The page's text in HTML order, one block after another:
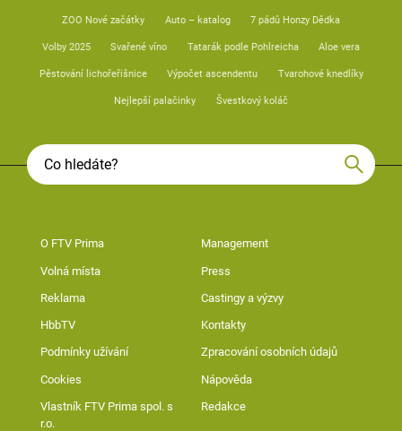
ZOO Nové začátky Auto – katalog 7 pádů Honzy Dědka
Volby 2025 Svařené víno Tatarák podle Pohlreicha Aloe vera
Pěstování lichořeřišnice Výpočet ascendentu Tvarohové knedlíky
Nejlepší palačinky Švestkový koláč
O FTV Prima Management
Volná místa Press
Reklama Castingy a výzvy
HbbTV Kontakty
Podmínky užívání Zpracování osobních údajů
Cookies Nápověda
Vlastník FTV Prima spol. s
r.o.
Redakce